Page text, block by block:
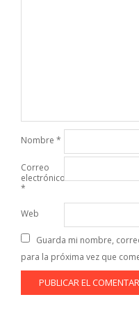
Nombre *
Correo
electrónico
*
Web
Guarda mi nombre,
para la próxima vez que